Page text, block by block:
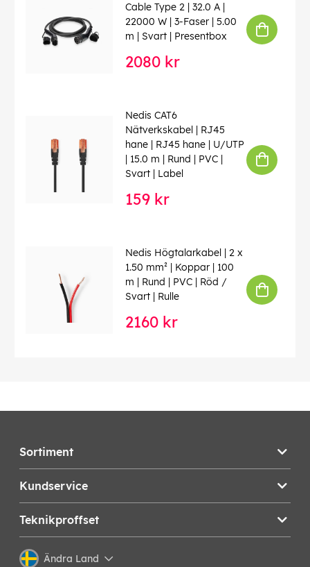
Cable Type 2 | 32.0 A |
22000 W | 3-Faser | 5.00
m | Svart | Presentbox
2080 kr
Nedis CAT6
Nätverkskabel | RJ45
hane | RJ45 hane | U/UTP
| 15.0 m | Rund | PVC |
Svart | Label
159 kr
Nedis Högtalarkabel | 2 x
1.50 mm² | Koppar | 100
m | Rund | PVC | Röd /
Svart | Rulle
2160 kr
Sortiment
Kundservice
Teknikproffset
Ändra Land